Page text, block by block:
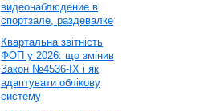
видеонаблюдение в
спортзале, раздевалке
Квартальна звітність
ФОП у 2026: що змінив
Закон №4536-IX і як
адаптувати облікову
систему